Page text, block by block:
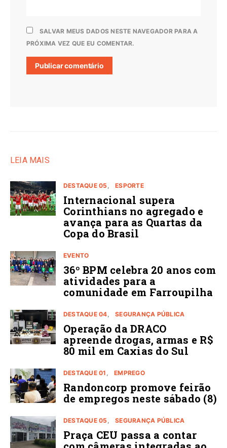
SALVAR MEUS DADOS NESTE NAVEGADOR PARA A
PRÓXIMA VEZ QUE EU COMENTAR.
LEIA MAIS
DESTAQUE 05 ESPORTE
Internacional supera
Corinthians no agregado e
avança para as Quartas da
Copa do Brasil
EVENTO
36º BPM celebra 20 anos com
atividades para a
comunidade em Farroupilha
DESTAQUE 04 SEGURANÇA PÚBLICA
Operação da DRACO
apreende drogas, armas e R$
80 mil em Caxias do Sul
DESTAQUE 01 EMPREGO
Randoncorp promove feirão
de empregos neste sábado (8)
DESTAQUE 05 SEGURANÇA PÚBLICA
Praça CEU passa a contar